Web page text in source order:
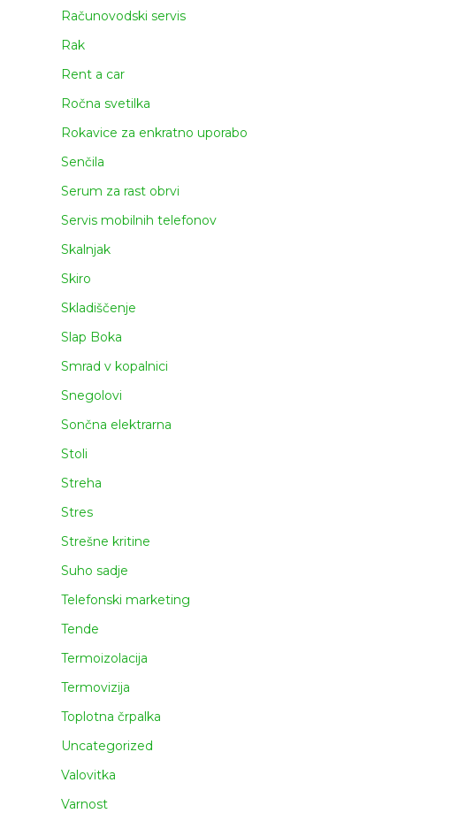
Računovodski servis
Rak
Rent a car
Ročna svetilka
Rokavice za enkratno uporabo
Senčila
Serum za rast obrvi
Servis mobilnih telefonov
Skalnjak
Skiro
Skladiščenje
Slap Boka
Smrad v kopalnici
Snegolovi
Sončna elektrarna
Stoli
Streha
Stres
Strešne kritine
Suho sadje
Telefonski marketing
Tende
Termoizolacija
Termovizija
Toplotna črpalka
Uncategorized
Valovitka
Varnost